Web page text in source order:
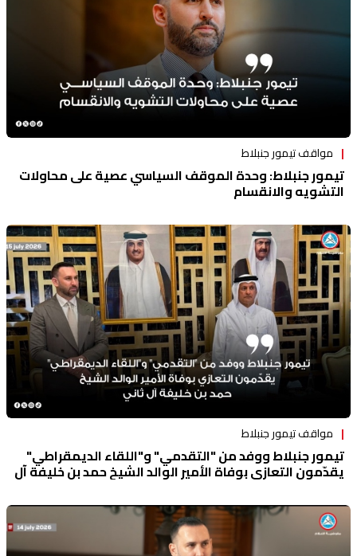
مواقف تيمور جنبلاط
تيمور جنبلاط: وحدة الموقف السياسي عصية على محاولات
التشويه والانقسام
مواقف تيمور جنبلاط
تيمور جنبلاط ووفد من "التقدمي" و"اللقاء الديمقراطي"
يقدّمون التعازي بوفاة الأمير الوالد الشيخ حمد بن خليفة آل